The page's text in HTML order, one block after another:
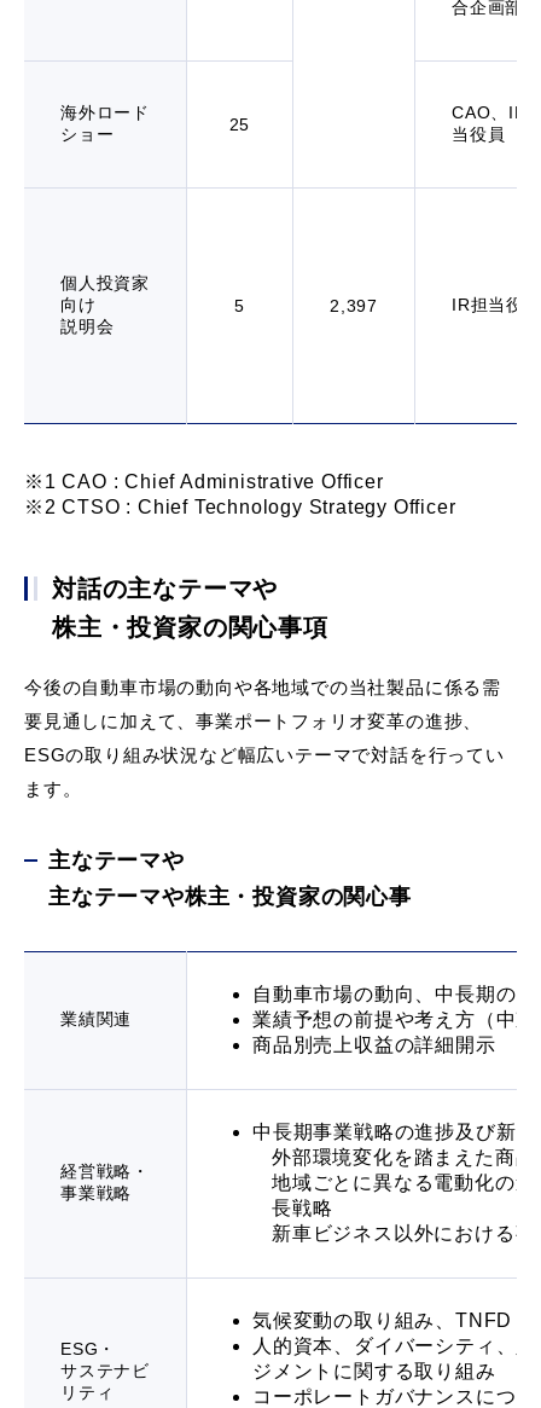
合企画部
海外ロード
ショー
25
CAO、IR
当役員
個人投資家
向け
説明会
5 2,397 IR担当役員
※1 CAO : Chief Administrative Officer
※2 CTSO : Chief Technology Strategy Officer
対話の主なテーマや
株主・投資家の関心事項
今後の自動車市場の動向や各地域での当社製品に係る需
要見通しに加えて、事業ポートフォリオ変革の進捗、
ESGの取り組み状況など幅広いテーマで対話を行ってい
ます。
主なテーマや
主なテーマや株主・投資家の関心事
業績関連
自動車市場の動向、中長期の
業績予想の前提や考え方（中
商品別売上収益の詳細開示
経営戦略・
事業戦略
中長期事業戦略の進捗及び新
外部環境変化を踏まえた商品
地域ごとに異なる電動化の
長戦略
新車ビジネス以外における事
ESG・
サステナビ
リティ
気候変動の取り組み、TNFD
人的資本、ダイバーシティ、
ジメントに関する取り組み
コーポレートガバナンスにつ